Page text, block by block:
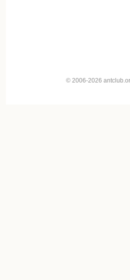
© 2006-2026